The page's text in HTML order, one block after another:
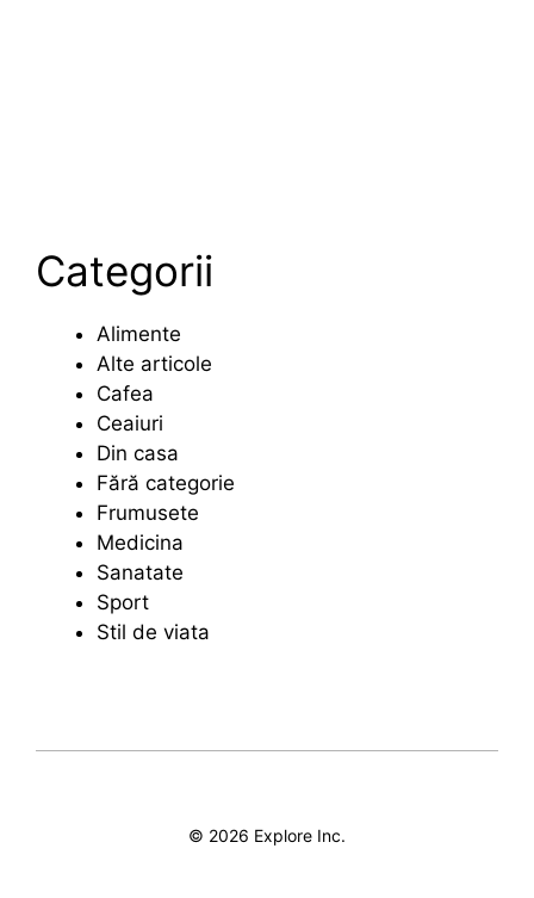
Categorii
Alimente
Alte articole
Cafea
Ceaiuri
Din casa
Fără categorie
Frumusete
Medicina
Sanatate
Sport
Stil de viata
© 2026 Explore Inc.